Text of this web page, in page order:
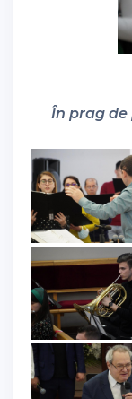
În prag de